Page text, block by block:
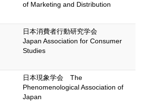
of Marketing and Distribution
日本消費者行動研究学会
Japan Association for Consumer
Studies
日本現象学会 The
Phenomenological Association of
Japan